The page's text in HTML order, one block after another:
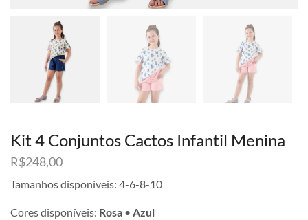
Kit 4 Conjuntos Cactos Infantil Menina
R$248,00
Tamanhos disponíveis: 4-6-8-10
Cores disponíveis: Rosa • Azul